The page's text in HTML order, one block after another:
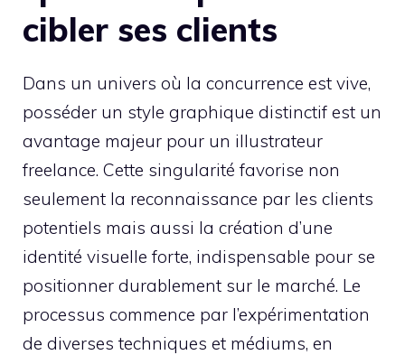
cibler ses clients
Dans un univers où la concurrence est vive,
posséder un style graphique distinctif est un
avantage majeur pour un illustrateur
freelance. Cette singularité favorise non
seulement la reconnaissance par les clients
potentiels mais aussi la création d’une
identité visuelle forte, indispensable pour se
positionner durablement sur le marché. Le
processus commence par l’expérimentation
de diverses techniques et médiums, en